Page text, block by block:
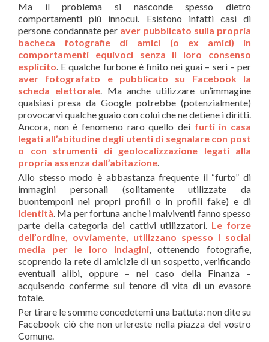
Ma il problema si nasconde spesso dietro
comportamenti più innocui. Esistono infatti casi di
persone condannate per aver pubblicato sulla propria
bacheca fotografie di amici (o ex amici) in
comportamenti equivoci senza il loro consenso
esplicito. E qualche furbone è finito nei guai – seri – per
aver fotografato e pubblicato su Facebook la
scheda elettorale. Ma anche utilizzare un’immagine
qualsiasi presa da Google potrebbe (potenzialmente)
provocarvi qualche guaio con colui che ne detiene i diritti.
Ancora, non è fenomeno raro quello dei furti in casa
legati all’abitudine degli utenti di segnalare con post
o con strumenti di geolocalizzazione legati alla
propria assenza dall’abitazione.
Allo stesso modo è abbastanza frequente il “furto” di
immagini personali (solitamente utilizzate da
buontemponi nei propri profili o in profili fake) e di
identità. Ma per fortuna anche i malviventi fanno spesso
parte della categoria dei cattivi utilizzatori. Le forze
dell’ordine, ovviamente, utilizzano spesso i social
media per le loro indagini, ottenendo fotografie,
scoprendo la rete di amicizie di un sospetto, verificando
eventuali alibi, oppure – nel caso della Finanza –
acquisendo conferme sul tenore di vita di un evasore
totale.
Per tirare le somme concedetemi una battuta: non dite su
Facebook ciò che non urlereste nella piazza del vostro
Comune.